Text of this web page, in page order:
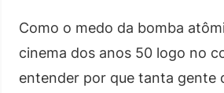
Como o medo da bomba
cinema dos anos 50 logo no
entender por que tanta gente